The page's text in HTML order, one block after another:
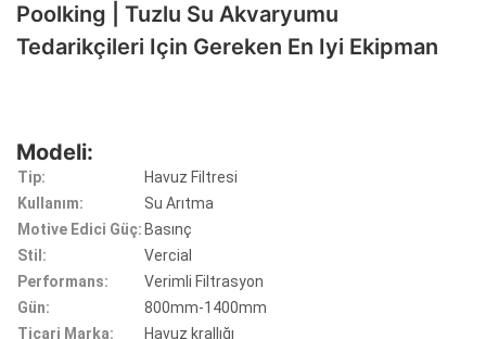
Poolking | Tuzlu Su Akvaryumu
Tedarikçileri Için Gereken En Iyi Ekipman
Modeli:
Tip:
Havuz Filtresi
Kullanım:
Su Arıtma
Motive Edici Güç: Basınç
Stil:
Vercial
Performans:
Verimli Filtrasyon
Gün:
800mm-1400mm
Ticari Marka:
Havuz krallığı